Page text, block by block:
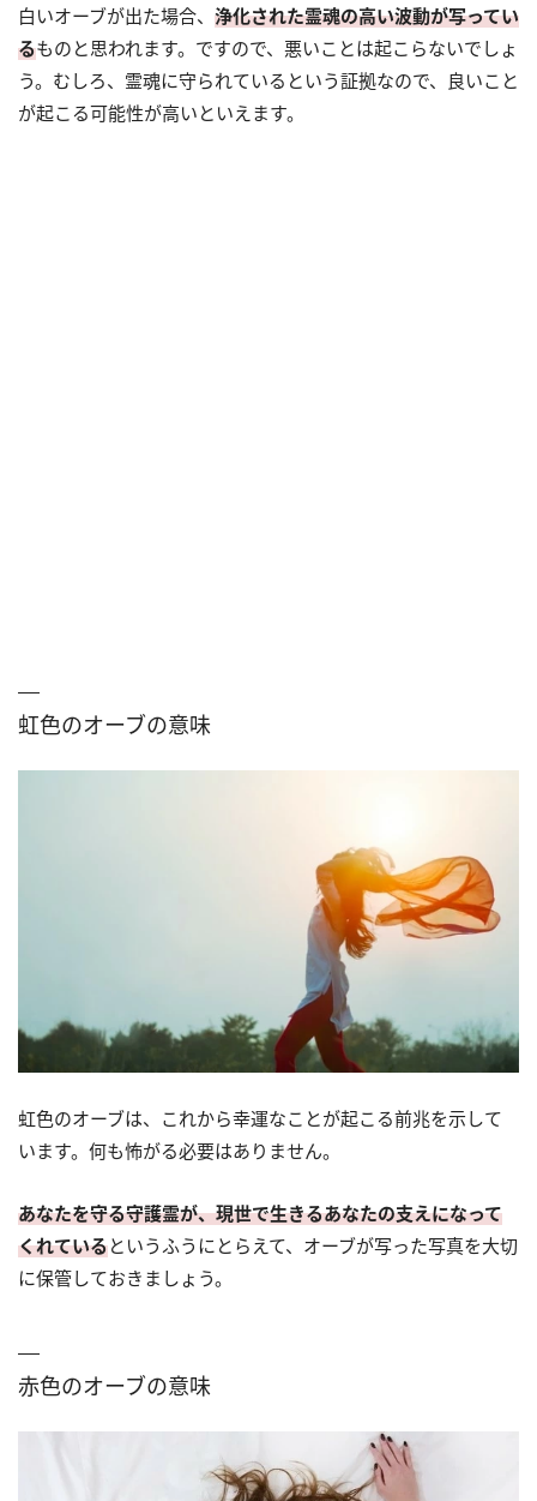
白いオーブが出た場合、 浄化された霊魂の高い波動が写ってい
るものと思われます。ですので、悪いことは起こらないでしょ
う。むしろ、霊魂に守られているという証拠なので、良いこと
が起こる可能性が高いといえます。
虹色のオーブの意味
虹色のオーブは、これから幸運なことが起こる前兆を示して
います。何も怖がる必要はありません。
あなたを守る守護霊が、現世で生きるあなたの支えになって
くれているというふうにとらえて、オーブが写った写真を大切
に保管しておきましょう。
赤色のオーブの意味